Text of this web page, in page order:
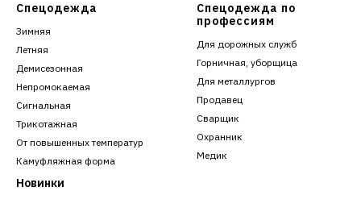
Спецодежда
Зимняя
Летняя
Демисезонная
Непромокаемая
Сигнальная
Трикотажная
От повышенных температур
Камуфляжная форма
Новинки
Спецодежда по
профессиям
Для дорожных служб
Горничная, уборщица
Для металлургов
Продавец
Сварщик
Охранник
Медик